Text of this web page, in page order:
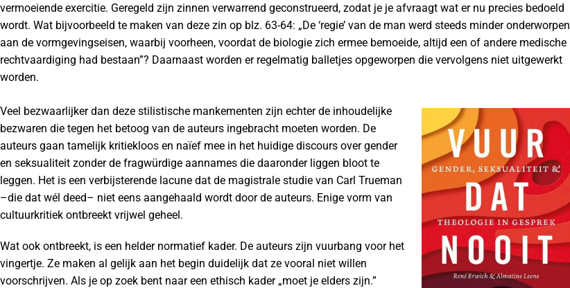
vermoeiende exercitie. Geregeld zijn zinnen verwarrend geconstrueerd, zodat je je afvraagt wat er nu precies bedoeld
wordt. Wat bijvoorbeeld te maken van deze zin op blz. 63-64: „De ‘regie’ van de man werd steeds minder onderworpen
aan de vormgevingseisen, waarbij voorheen, voordat de biologie zich ermee bemoeide, altijd een of andere medische
rechtvaardiging had bestaan”? Daarnaast worden er regelmatig balletjes opgeworpen die vervolgens niet uitgewerkt
worden.
Veel bezwaarlijker dan deze stilistische mankementen zijn echter de inhoudelijke
bezwaren die tegen het betoog van de auteurs ingebracht moeten worden. De
auteurs gaan tamelijk kritiekloos en naïef mee in het huidige discours over gender
en seksualiteit zonder de fragwürdige aannames die daaronder liggen bloot te
leggen. Het is een verbijsterende lacune dat de magistrale studie van Carl Trueman
–die dat wél deed– niet eens aangehaald wordt door de auteurs. Enige vorm van
cultuurkritiek ontbreekt vrijwel geheel.
Wat ook ontbreekt, is een helder normatief kader. De auteurs zijn vuurbang voor het
vingertje. Ze maken al gelijk aan het begin duidelijk dat ze vooral niet willen
voorschrijven. Als je op zoek bent naar een ethisch kader „moet je elders zijn.”